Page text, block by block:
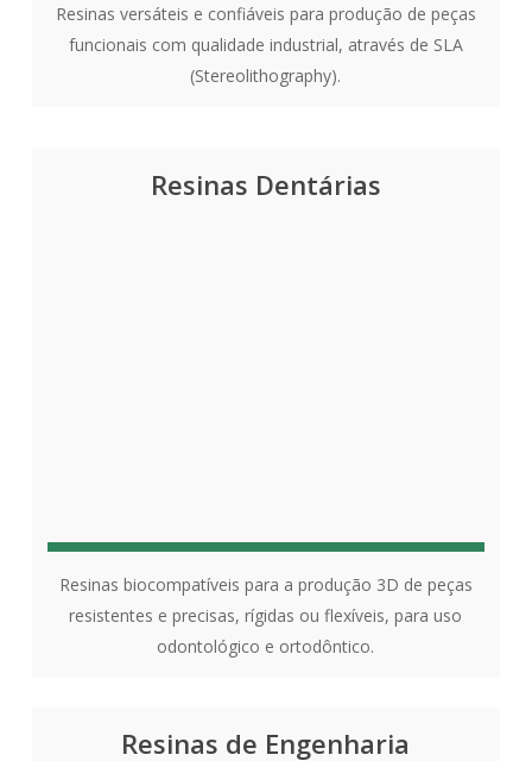
Resinas versáteis e confiáveis para produção de peças
funcionais com qualidade industrial, através de SLA
(Stereolithography).
Resinas Dentárias
Resinas biocompatíveis para a produção 3D de peças
resistentes e precisas, rígidas ou flexíveis, para uso
odontológico e ortodôntico.
Resinas de Engenharia